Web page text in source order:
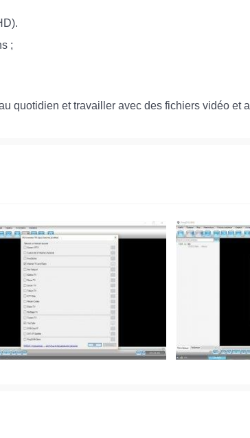
;
quotidien et travailler avec des fichiers vidéo et